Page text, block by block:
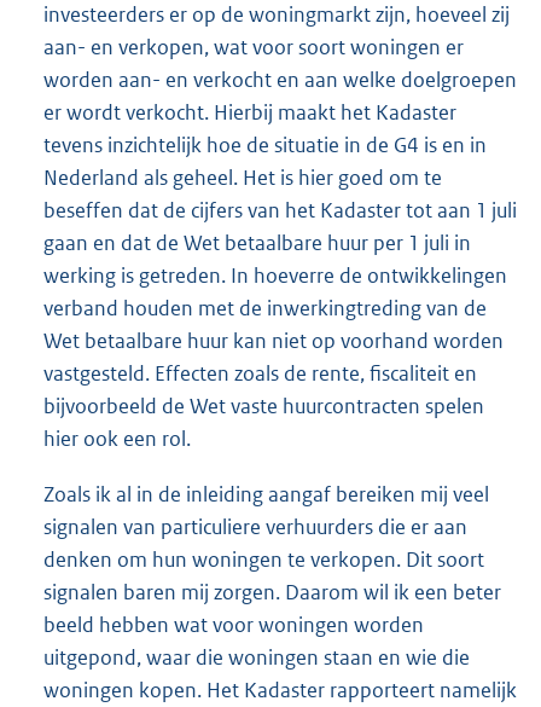
investeerders er op de woningmarkt zijn, hoeveel zij
aan- en verkopen, wat voor soort woningen er
worden aan- en verkocht en aan welke doelgroepen
er wordt verkocht. Hierbij maakt het Kadaster
tevens inzichtelijk hoe de situatie in de G4 is en in
Nederland als geheel. Het is hier goed om te
beseffen dat de cijfers van het Kadaster tot aan 1 juli
gaan en dat de Wet betaalbare huur per 1 juli in
werking is getreden. In hoeverre de ontwikkelingen
verband houden met de inwerkingtreding van de
Wet betaalbare huur kan niet op voorhand worden
vastgesteld. Effecten zoals de rente, fiscaliteit en
bijvoorbeeld de Wet vaste huurcontracten spelen
hier ook een rol.
Zoals ik al in de inleiding aangaf bereiken mij veel
signalen van particuliere verhuurders die er aan
denken om hun woningen te verkopen. Dit soort
signalen baren mij zorgen. Daarom wil ik een beter
beeld hebben wat voor woningen worden
uitgepond, waar die woningen staan en wie die
woningen kopen. Het Kadaster rapporteert namelijk